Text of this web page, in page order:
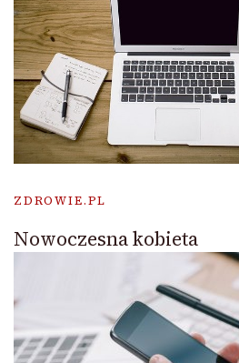
ZDROWIE.PL
Nowoczesna kobieta